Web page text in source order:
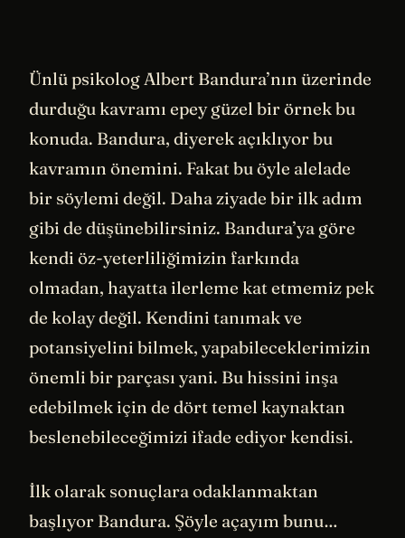
Ünlü psikolog Albert Bandura’nın üzerinde
durduğu kavramı epey güzel bir örnek bu
konuda. Bandura, diyerek açıklıyor bu
kavramın önemini. Fakat bu öyle alelade
bir söylemi değil. Daha ziyade bir ilk adım
gibi de düşünebilirsiniz. Bandura’ya göre
kendi öz-yeterliliğimizin farkında
olmadan, hayatta ilerleme kat etmemiz pek
de kolay değil. Kendini tanımak ve
potansiyelini bilmek, yapabileceklerimizin
önemli bir parçası yani. Bu hissini inşa
edebilmek için de dört temel kaynaktan
beslenebileceğimizi ifade ediyor kendisi.
İlk olarak sonuçlara odaklanmaktan
başlıyor Bandura. Şöyle açayım bunu…